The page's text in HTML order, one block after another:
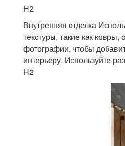
H2
Внутренняя отделка
текстуры, такие как
фотографии, чтобы
интерьеру. Используйте
H2